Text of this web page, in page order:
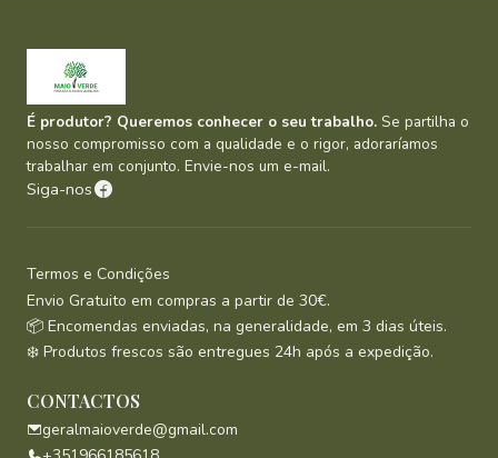
É produtor? Queremos conhecer o seu trabalho. Se partilha o
nosso compromisso com a qualidade e o rigor, adoraríamos
trabalhar em conjunto. Envie-nos um e-mail.
Siga-nos
Termos e Condições
Envio Gratuito em compras a partir de 30€.
📦 Encomendas enviadas, na generalidade, em 3 dias úteis.
❄️ Produtos frescos são entregues 24h após a expedição.
CONTACTOS
geralmaioverde@gmail.com